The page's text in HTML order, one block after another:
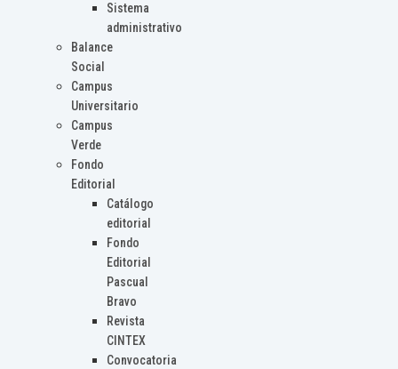
Sistema
administrativo
Balance
Social
Campus
Universitario
Campus
Verde
Fondo
Editorial
Catálogo
editorial
Fondo
Editorial
Pascual
Bravo
Revista
CINTEX
Convocatoria